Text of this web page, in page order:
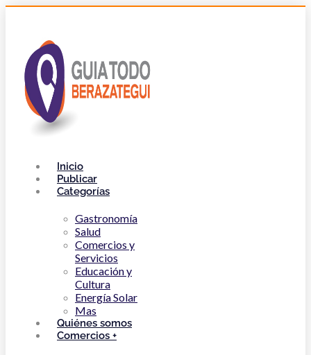
Inicio
Publicar
Categorías
Gastronomía
Salud
Comercios y
Servicios
Educación y
Cultura
Energía Solar
Mas
Quiénes somos
Comercios +